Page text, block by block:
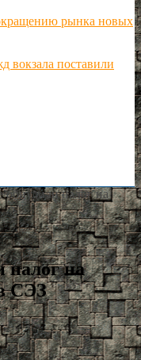
рынка новых
вокзала поставили
обнулили налог на
налог на
СЭЗ